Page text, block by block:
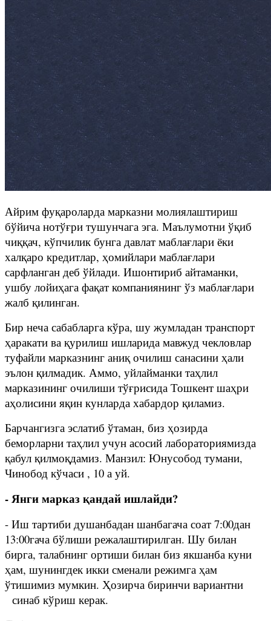
Айрим фуқароларда марказни молиялаштириш
бўйича нотўғри тушунчага эга. Маълумотни ўқиб
чиққач, кўпчилик бунга давлат маблағлари ёки
халқаро кредитлар, ҳомийлари маблағлари
сарфланган деб ўйлади. Ишонтириб айтаманки,
ушбу лойиҳага фақат компаниянинг ўз маблағлари
жалб қилинган.
Бир неча сабабларга кўра, шу жумладан транспорт
ҳаракати ва қурилиш ишларида мавжуд чекловлар
туфайли марказнинг аниқ очилиш санасини ҳали
эълон қилмадик. Аммо, уйлайманки таҳлил
марказининг очилиши тўғрисида Тошкент шаҳри
аҳолисини яқин кунларда хабардор қиламиз.
Барчангизга эслатиб ўтаман, биз ҳозирда
беморларни таҳлил учун асосий лабораториямизда
қабул қилмоқдамиз. Манзил: Юнусобод тумани,
Чинобод кўчаси , 10 а уй.
- Янги марказ қандай ишлайди?
- Иш тартиби душанбадан шанбагача соат 7:00дан
13:00гача бўлиши режалаштирилган. Шу билан
бирга, талабнинг ортиши билан биз якшанба куни
ҳам, шунингдек икки сменали режимга ҳам
ўтишимиз мумкин. Ҳозирча биринчи вариантни
синаб кўриш керак.